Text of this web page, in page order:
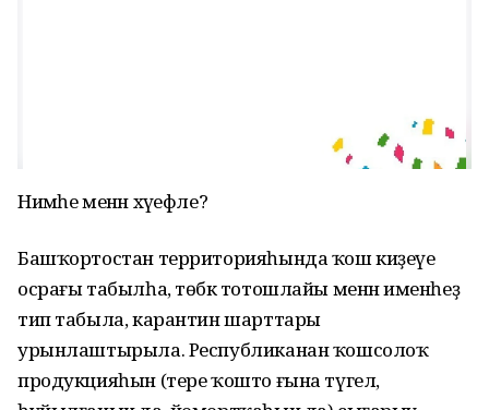
Нимәһе менән хәүефле?
Башҡортостан территорияһында ҡош киҙеүе
осрағы табылһа, төбәк тотошлайы менән именһеҙ
тип табыла, карантин шарттары
урынлаштырыла. Республиканан ҡошсолоҡ
продукцияһын (тере ҡошто ғына түгел,